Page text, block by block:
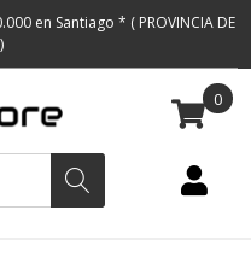
en Santiago * ( PROVINCIA DE
0